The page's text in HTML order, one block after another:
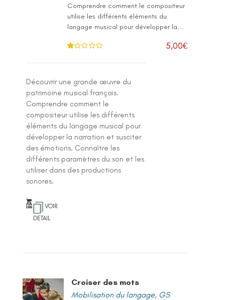
Comprendre comment le compositeur
utilise les différents éléments du
langage musical pour développer la...
0
su
5,00€
Découvrir une grande œuvre du
patrimoine musical français.
Comprendre comment le
compositeur utilise les différents
éléments du langage musical pour
développer la narration et susciter
des émotions. Connaître les
différents paramètres du son et les
utiliser dans des productions
sonores.
VOIR
DETAIL
Croiser des mots
Mobilisation du langage, GS